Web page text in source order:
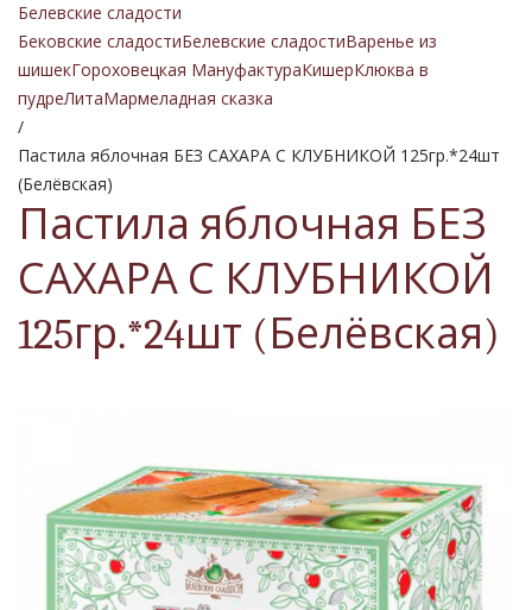
Белевские сладости
Бековские сладостиБелевские сладостиВаренье из
шишекГороховецкая МануфактураКишерКлюква в
пудреЛитаМармеладная сказка
/
Пастила яблочная БЕЗ САХАРА С КЛУБНИКОЙ 125гр.*24шт
(Белёвская)
Пастила яблочная БЕЗ
САХАРА С КЛУБНИКОЙ
125гр.*24шт (Белёвская)